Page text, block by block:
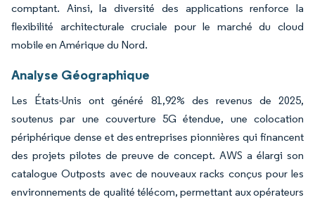
comptant. Ainsi, la diversité des applications renforce la
flexibilité architecturale cruciale pour le marché du cloud
mobile en Amérique du Nord.
Analyse Géographique
Les États-Unis ont généré 81,92% des revenus de 2025,
soutenus par une couverture 5G étendue, une colocation
périphérique dense et des entreprises pionnières qui financent
des projets pilotes de preuve de concept. AWS a élargi son
catalogue Outposts avec de nouveaux racks conçus pour les
environnements de qualité télécom, permettant aux opérateurs